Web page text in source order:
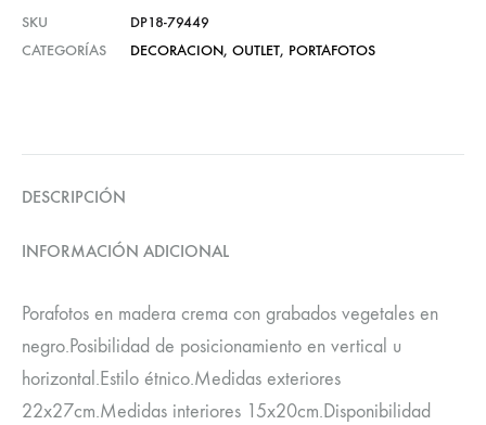
SKU
DP18-79449
CATEGORÍAS
DECORACION, OUTLET, PORTAFOTOS
DESCRIPCIÓN
INFORMACIÓN ADICIONAL
Porafotos en madera crema con grabados vegetales en
negro.Posibilidad de posicionamiento en vertical u
horizontal.Estilo étnico.Medidas exteriores
22x27cm.Medidas interiores 15x20cm.Disponibilidad